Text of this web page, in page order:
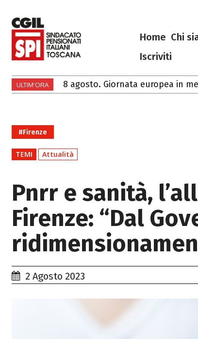
Home Chi
Iscriviti
ULTIM'ORA 8 agosto. Giornata europea in
Ciao Francesco
#Firenze
TEMI Attualità
Pnrr e sanità,
Firenze: “Dal
2 Agosto 2023